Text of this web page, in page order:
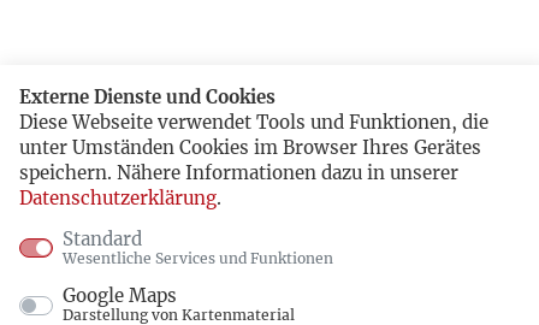
Externe Dienste und Cookies
Diese Webseite verwendet Tools und Funktionen, die
unter Umständen Cookies im Browser Ihres Gerätes
speichern. Nähere Informationen dazu in unserer
Datenschutzerklärung.
Standard
Wesentliche Services und Funktionen
Google Maps
Darstellung von Kartenmaterial